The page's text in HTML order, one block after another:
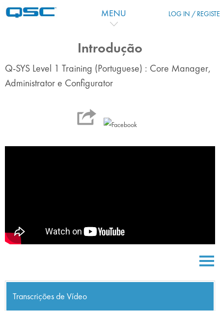
跳到主要内容
MENU LOG IN /
Introdução
Q-SYS Level 1 Training (Portuguese) : Core Manager,
Administrator e Configurator
Transcrições de Vídeo